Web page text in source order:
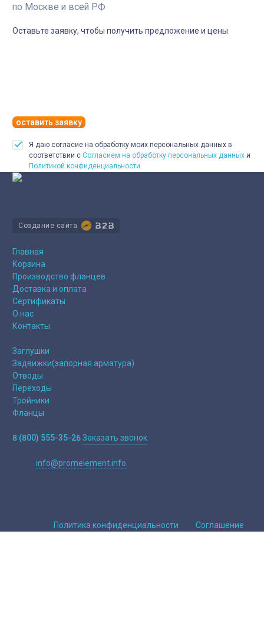
по Москве и всей РФ
Оставьте заявку, чтобы получить предложение и цены
оставить заявку
Я даю согласие на обработку моих персональных данных в
соответствии с Согласием на обработку персональных данных и
Политикой конфиденциальности
Создание сайта
Главная
Корзина
Производство фланцев
Доставка и оплата
Сертификаты
О нас
Контакты
Заглушки
Задвижки(запорная арматура)
Отводы
Переходы
Тройники
Фланцы
8 (800) 555-35-26Заказать звонок
info@promelement.info
Политика конфиденциальности Соглашение